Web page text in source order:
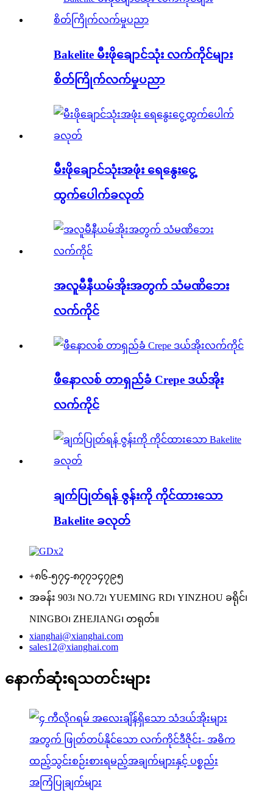
Bakelite မီးဖိုချောင်သုံး လက်ကိုင်များ
စိတ်ကြိုက်လက်မှုပညာ
မီးဖိုချောင်သုံးအဖုံး ရေနွေးငွေ့
ထွက်ပေါက်ခလုတ်
အလူမီနီယမ်အိုးအတွက် သံမဏိဘေး
လက်ကိုင်
ဖီနောလစ် တာရှည်ခံ Crepe ဒယ်အိုး
လက်ကိုင်
ချက်ပြုတ်ရန် ဇွန်းကို ကိုင်ထားသော
Bakelite ခလုတ်
+၈၆-၅၇၄-၈၇၇၁၄၇၉၅
အခန်း 903၊ NO.72၊ YUEMING RD၊ YINZHOU ခရိုင်၊
NINGBO၊ ZHEJIANG၊ တရုတ်။
xianghai@xianghai.com
sales12@xianghai.com
နောက်ဆုံးရသတင်းများ